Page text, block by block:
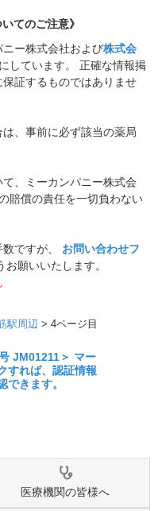
てのご注意》
ー株式会社および株式会
しています。 正確な情報掲
証するものではありませ
、事前に必ず該当の薬局
、ミーカンパニー株式会
賠償の責任を一切負わない
ですが、 お問い合わせフ
願いいたします。
駅周辺 > 4ページ目
医療機関の皆様へ